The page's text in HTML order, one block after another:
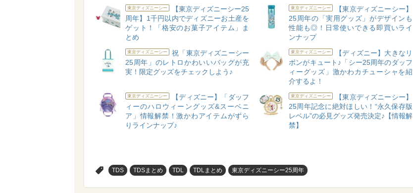
東京ディズニーシー
【東京ディズニーシー25
周年】1千円以内でディズニーお土産を
ゲット！「格安のお菓子アイテム」ま
とめ
東京ディズニーシー
【東京ディズニーシー】
25周年の「実用グッズ」がデザインも
性能も◎！日常使いできる即買いライ
ンナップ
東京ディズニーシー
祝「東京ディズニーシー
25周年」のレトロかわいいバッグが充
実！限定グッズをチェックしよう♪
東京ディズニーシー
【ディズニー】大きなリ
ボンがキュート♪「シー25周年のダッフ
ィーグッズ」激かわカチューシャを紹
介するよ！
東京ディズニーシー
【ディズニー】「ダッフ
ィーのハロウィーングッズ&スーベニ
ア」情報解禁！激かわアイテムがずら
りラインナップ♪
東京ディズニーシー
【東京ディズニーシー】
25周年記念に絶対ほしい！“永久保存版
レベル”の必見グッズ発売決定♪【情報解
禁】
TDS TDSまとめ TDL TDLまとめ 東京ディズニーシー25周年